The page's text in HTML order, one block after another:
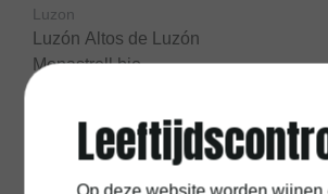
Luzon
Luzón Altos de Luzón
Monastrell bio